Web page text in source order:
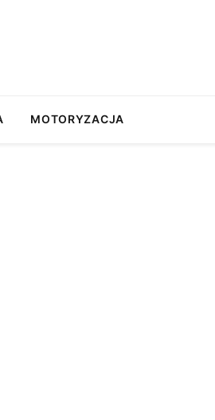
MOTORYZACJA